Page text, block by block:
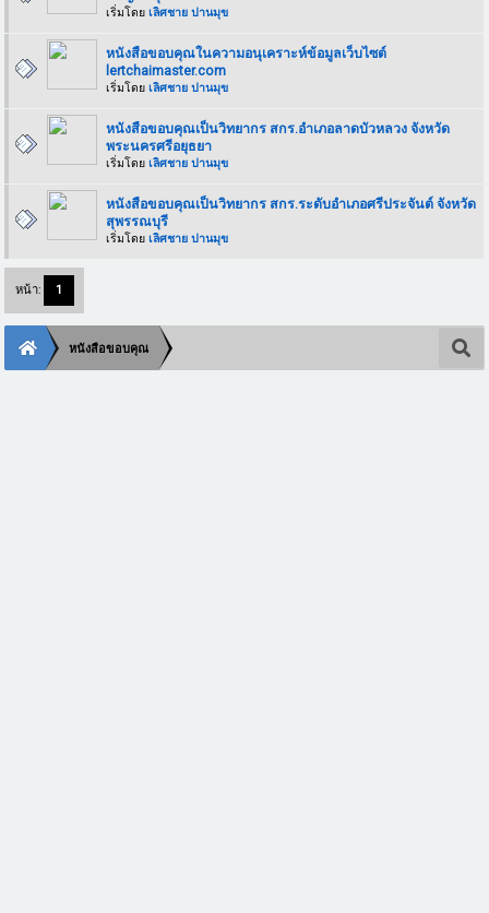
เริ่มโดยเลิศชาย ปานมุข
หนังสือขอบคุณในความอนุเคราะห์ข้อมูลเว็บไซต์
lertchaimaster.com
เริ่มโดยเลิศชาย ปานมุข
หนังสือขอบคุณเป็นวิทยากร สกร.อำเภอลาดบัวหลวง จังหวัด
พระนครศรีอยุธยา
เริ่มโดยเลิศชาย ปานมุข
หนังสือขอบคุณเป็นวิทยากร สกร.ระดับอำเภอศรีประจันต์ จังหวัด
สุพรรณบุรี
เริ่มโดยเลิศชาย ปานมุข
หน้า: 1
หนังสือขอบคุณ